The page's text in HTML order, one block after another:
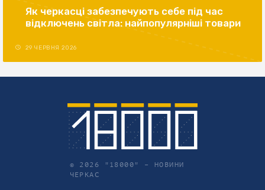
Як черкасці забезпечують себе під час
відключень світла: найпопулярніші товари
29 ЧЕРВНЯ 2026
© 2026 "18000" – НОВИНИ
ЧЕРКАС